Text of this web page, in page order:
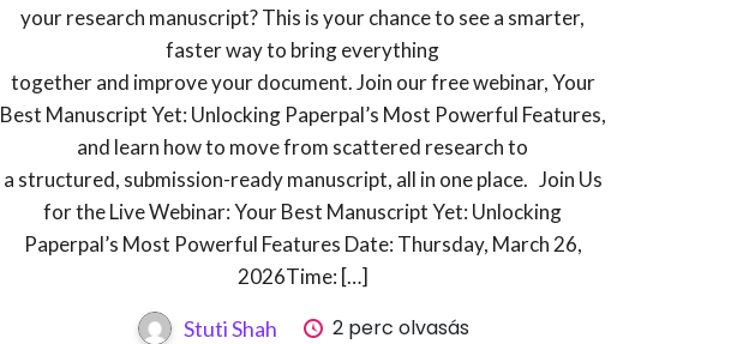
your research manuscript? This is your chance to see a smarter,
faster way to bring everything
together and improve your document. Join our free webinar, Your
Best Manuscript Yet: Unlocking Paperpal’s Most Powerful Features,
and learn how to move from scattered research to
a structured, submission-ready manuscript, all in one place. Join Us
for the Live Webinar: Your Best Manuscript Yet: Unlocking
Paperpal’s Most Powerful Features Date: Thursday, March 26,
2026Time: […]
Stuti Shah
2 perc olvasás